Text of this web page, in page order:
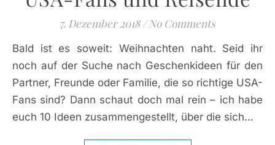
7. Dezember 2018 / No Comments
Bald ist es soweit: Weihnachten naht. Seid ihr
noch auf der Suche nach Geschenkideen für den
Partner, Freunde oder Familie, die so richtige USA-
Fans sind? Dann schaut doch mal rein – ich habe
euch 10 Ideen zusammengestellt, über die sich…